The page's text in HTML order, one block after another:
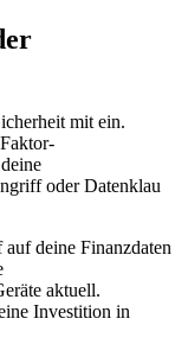
mit ein.
oder Datenklau
deine Finanzdaten
aktuell.
Investition in